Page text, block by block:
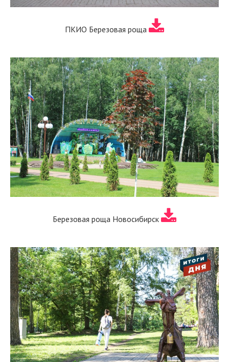
ПКИО Березовая роща
Березовая роща Новосибирск